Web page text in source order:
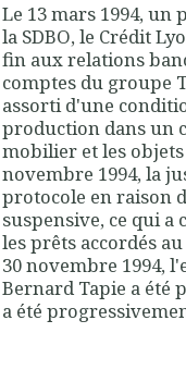
Le 13 mars 1994, un
la SDBO, le Crédit
fin aux relations
comptes du groupe
assorti d'une
production dans un
mobilier et les objets
novembre 1994,la
protocole en raison
suspensive, ce qui a
les prêts accordés
30 novembre 1994,
Bernard Tapie a été
a été